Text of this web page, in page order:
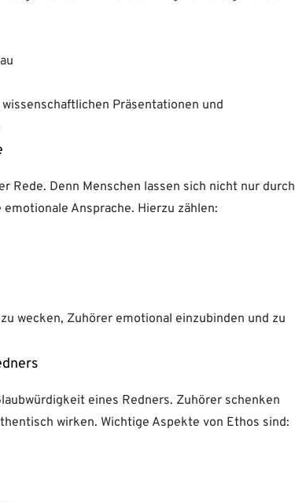
Präsentationen und
Rede. Denn Menschen lassen sich nicht nur durch
Ansprache. Hierzu zählen:
wecken, Zuhörer emotional einzubinden und zu
eines Redners. Zuhörer schenken
wirken. Wichtige Aspekte von Ethos sind: